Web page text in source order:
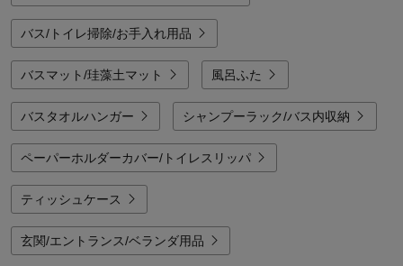
バス/トイレ掃除/お手入れ用品
バスマット/珪藻土マット 風呂ふた
バスタオルハンガー シャンプーラック/バス内収納
ペーパーホルダーカバー/トイレスリッパ
ティッシュケース
玄関/エントランス/ベランダ用品